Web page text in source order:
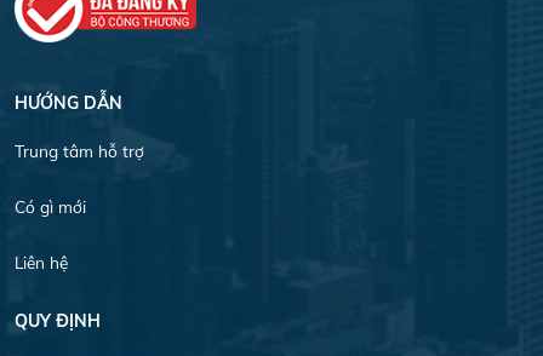
HƯỚNG DẪN
Trung tâm hỗ trợ
Có gì mới
Liên hệ
QUY ĐỊNH